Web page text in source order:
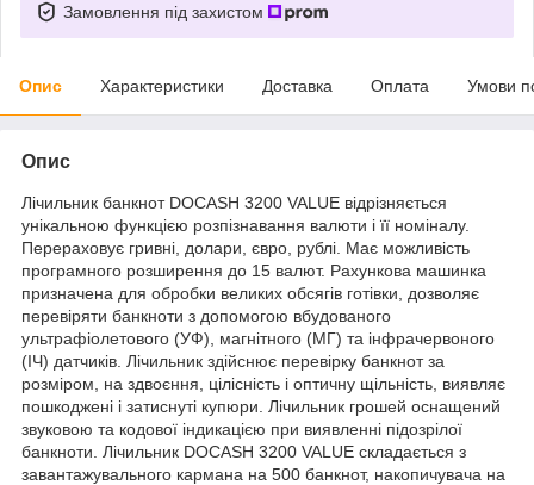
Замовлення під захистом
Опис Характеристики Доставка Оплата Умови
Опис
Лічильник банкнот DOCASH 3200 VALUE відрізняється
унікальною функцією розпізнавання валюти і її номіналу.
Перераховує гривні, долари, євро, рублі. Має можливість
програмного розширення до 15 валют. Рахункова машинка
призначена для обробки великих обсягів готівки, дозволяє
перевіряти банкноти з допомогою вбудованого
ультрафіолетового (УФ), магнітного (МГ) та інфрачервоного
(ІЧ) датчиків. Лічильник здійснює перевірку банкнот за
розміром, на здвоєння, цілісність і оптичну щільність, виявляє
пошкоджені і затиснуті купюри. Лічильник грошей оснащений
звуковою та кодової індикацією при виявленні підозрілої
банкноти. Лічильник DOCASH 3200 VALUE складається з
завантажувального кармана на 500 банкнот, накопичувача на